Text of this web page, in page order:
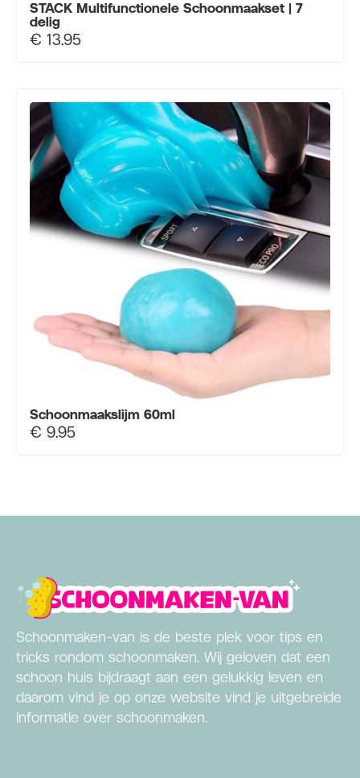
STACK Multifunctionele Schoonmaakset | 7
delig
€ 13.95
Schoonmaakslijm 60ml
€ 9.95
Schoonmaken-van is de beste plek voor tips en
tricks rondom schoonmaken. Wij geloven dat een
schoon huis bijdraagt aan een gelukkig leven en
daarom vind je op onze website vind je uitgebreide
informatie over schoonmaken.